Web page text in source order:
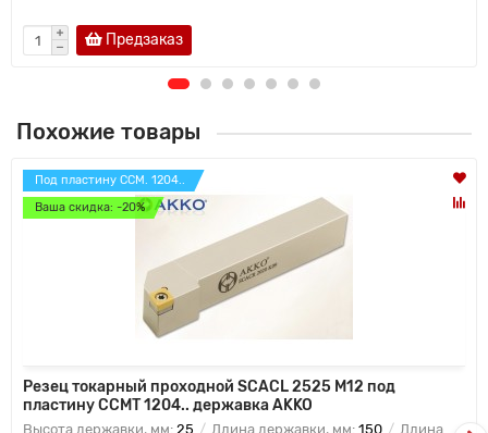
Предзаказ
Похожие товары
Под пластину CCM. 1204..
Ваша скидка: -20%
Резец токарный проходной SCACL 2525 M12 под
пластину CCMT 1204.. державка AKKO
Высота державки, мм: 25 Длина державки, мм: 150
Длина